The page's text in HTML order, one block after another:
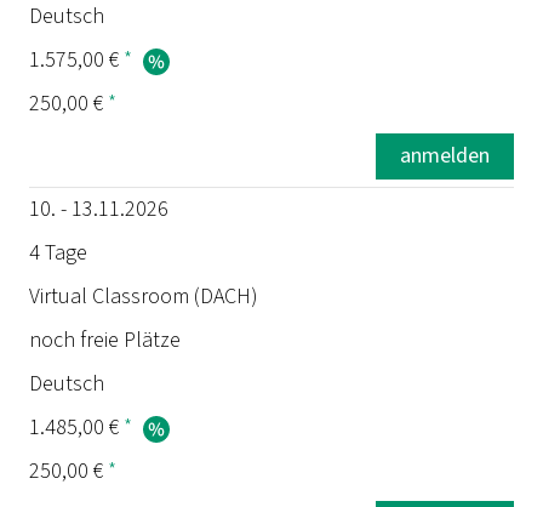
Deutsch
1.575,00 € *
250,00 € *
anmelden
10. - 13.11.2026
4 Tage
Virtual Classroom (DACH)
noch freie Plätze
Deutsch
1.485,00 € *
250,00 € *